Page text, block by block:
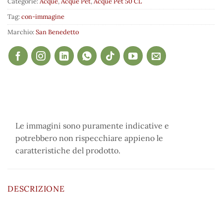
Tag:con-immagine
Marchio:San Benedetto
Le immagini sono puramente indicative e
potrebbero non rispecchiare appieno le
caratteristiche del prodotto.
DESCRIZIONE